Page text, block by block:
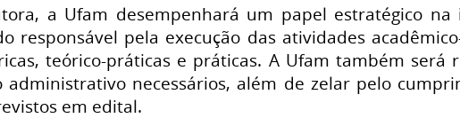
a Ufam desempenhará um papel estratégico
responsável pela execução das atividades
teórico-práticas e práticas. A Ufam também será
necessários, além de zelar pelo
em edital.